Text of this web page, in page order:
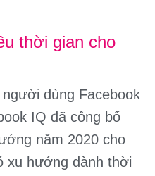
thời gian cho
dùng Facebook
IQ đã công bố
năm 2020 cho
xu hướng dành thời